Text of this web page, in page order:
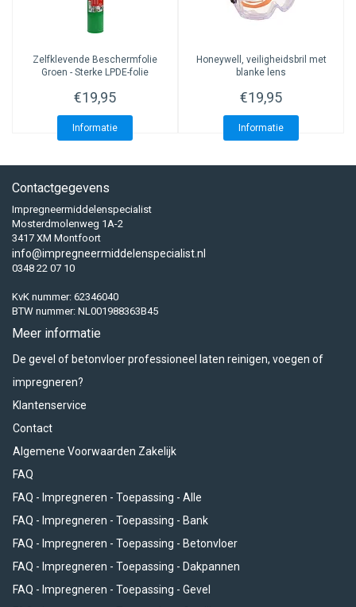
Zelfklevende Beschermfolie
Groen - Sterke LPDE-folie
€19,95
Informatie
Honeywell, veiligheidsbril met
blanke lens
€19,95
Informatie
Contactgegevens
Impregneermiddelenspecialist
Mosterdmolenweg 1A-2
3417 XM Montfoort
info@impregneermiddelenspecialist.nl
0348 22 07 10
KvK nummer: 62346040
BTW nummer: NL001988363B45
Meer informatie
De gevel of betonvloer professioneel laten reinigen, voegen of
impregneren?
Klantenservice
Contact
Algemene Voorwaarden Zakelijk
FAQ
FAQ - Impregneren - Toepassing - Alle
FAQ - Impregneren - Toepassing - Bank
FAQ - Impregneren - Toepassing - Betonvloer
FAQ - Impregneren - Toepassing - Dakpannen
FAQ - Impregneren - Toepassing - Gevel